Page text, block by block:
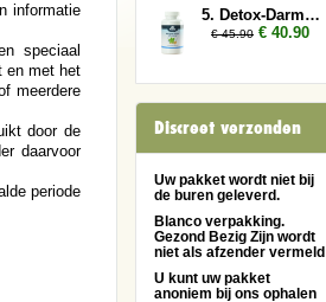
informatie
speciaal
en met het
meerdere
door de
daarvoor
periode
5. Detox-Darmen 2x
€ 45.90 € 40.90
Discreet verzonden
Uw pakket wordt niet bij
de buren geleverd.
Blanco verpakking.
Gezond Bezig Zijn wordt
niet als afzender vermeld
U kunt uw pakket
anoniem bij ons ophalen